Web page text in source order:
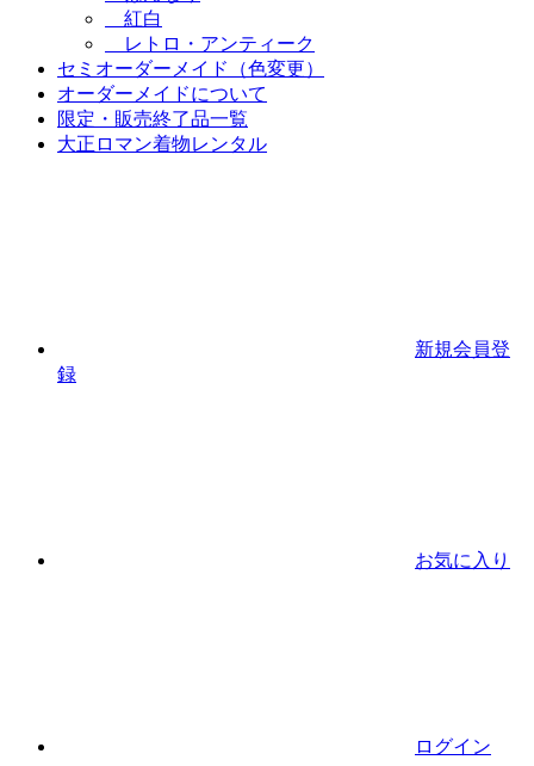
紅白
レトロ・アンティーク
セミオーダーメイド（色変更）
オーダーメイドについて
限定・販売終了品一覧
大正ロマン着物レンタル
新規会員登
録
お気に入り
ログイン